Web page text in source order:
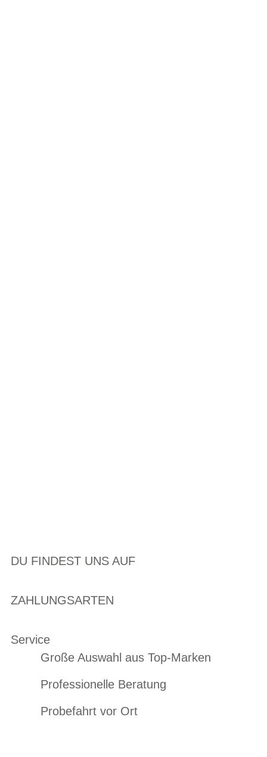
DU FINDEST UNS AUF
ZAHLUNGSARTEN
Service
Große Auswahl aus Top-Marken
Professionelle Beratung
Probefahrt vor Ort